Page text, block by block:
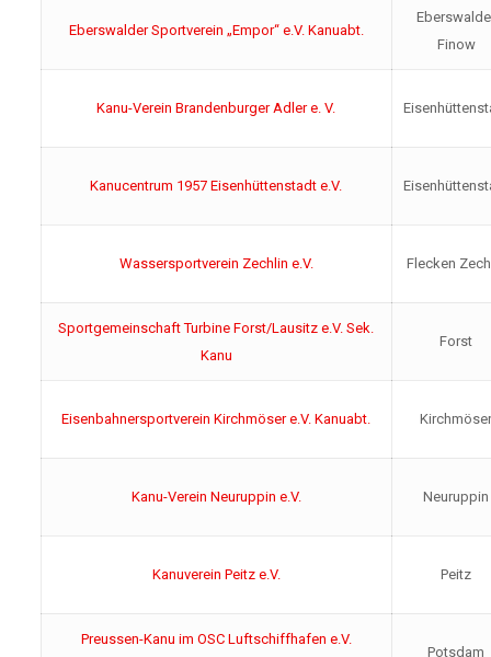
Eberswalder Sportverein „Empor“ e.V. Kanuabt.
Finow
Kanu-Verein Brandenburger Adler e. V.
Kanucentrum 1957 Eisenhüttenstadt e.V.
Wassersportverein Zechlin e.V. Flecken
Sportgemeinschaft Turbine Forst/Lausitz e.V. Sek.
Kanu
Forst
Eisenbahnersportverein Kirchmöser e.V. Kanuabt.
Kanu-Verein Neuruppin e.V. Neuruppin
Kanuverein Peitz e.V. Peitz
Preussen-Kanu im OSC Luftschiffhafen e.V.
Potsdam